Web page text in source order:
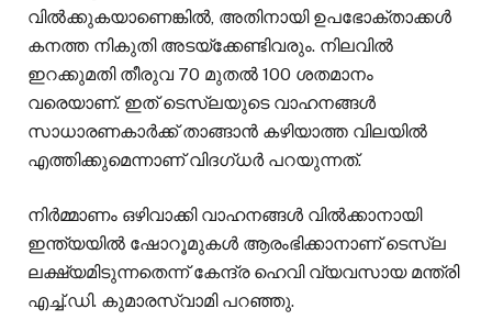
വിൽക്കുകയാണെങ്കിൽ, അതിനായി ഉപഭോക്താക്കൾ
കനത്ത നികുതി അടയ്ക്കേണ്ടിവരും. നിലവിൽ
ഇറക്കുമതി തീരുവ 70 മുതൽ 100 ശതമാനം
വരെയാണ്. ഇത് ടെസ്ലയുടെ വാഹനങ്ങൾ
സാധാരണകാർക്ക് താങ്ങാൻ കഴിയാത്ത വിലയിൽ
എത്തിക്കുമെന്നാണ് വിദഗ്ധർ പറയുന്നത്.
നിർമ്മാണം ഒഴിവാക്കി വാഹനങ്ങൾ വിൽക്കാനായി
ഇന്ത്യയിൽ ഷോറൂമുകൾ ആരംഭിക്കാനാണ് ടെസ്ല
ലക്ഷ്യമിടുന്നതെന്ന് കേന്ദ്ര ഹെവി വ്യവസായ മന്ത്രി
എച്ച്.ഡി. കുമാരസ്വാമി പറഞ്ഞു.